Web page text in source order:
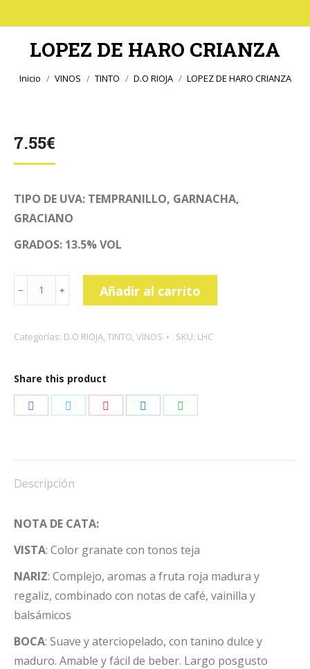
LOPEZ DE HARO CRIANZA
Estás aquí:
Inicio VINOS TINTO D.O RIOJA LOPEZ DE HARO CRIANZA
7.55€
TIPO DE UVA: TEMPRANILLO, GARNACHA,
GRACIANO
GRADOS: 13.5% VOL
LOPEZ
DE
CRIANZA
Añadir al carrito
Categorías: D.O RIOJA, TINTO, VINOS SKU: LHC
Share this product
Descripción
NOTA DE CATA:
VISTA: Color granate con tonos teja
NARIZ: Complejo, aromas a fruta roja madura y
regaliz, combinado con notas de café, vainilla y
balsámicos
BOCA: Suave y aterciopelado, con tanino dulce y
maduro. Amable y fácil de beber. Largo posgusto